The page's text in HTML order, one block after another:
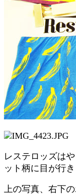
レステロッズは
ット柄に目が行き
上の写真、右下